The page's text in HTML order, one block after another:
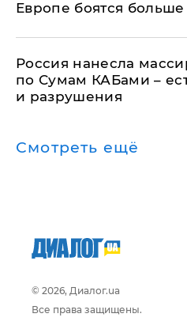
Европе боятся
Россия нанесла
по Сумам КАБами –
и разрушения
Смотреть ещё
© 2026, Диалог.ua
Все права защищены.